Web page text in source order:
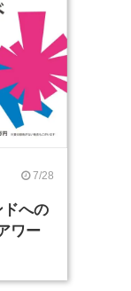
7/28
ドへの
ワー